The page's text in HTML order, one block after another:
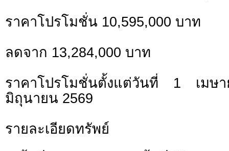
ราคาโปรโมชั่น 10,595,000 บาท
ลดจาก 13,284,000 บาท
ราคาโปรโมชั่นตั้งแต่วันที่ 1 เม
มิถุนายน 2569
รายละเอียดทรัพย์